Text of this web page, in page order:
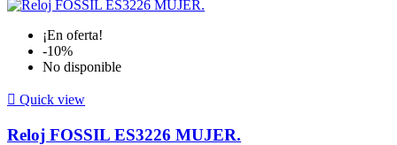
¡En oferta!
-10%
No disponible
 Quick view
Reloj FOSSIL ES3226 MUJER.